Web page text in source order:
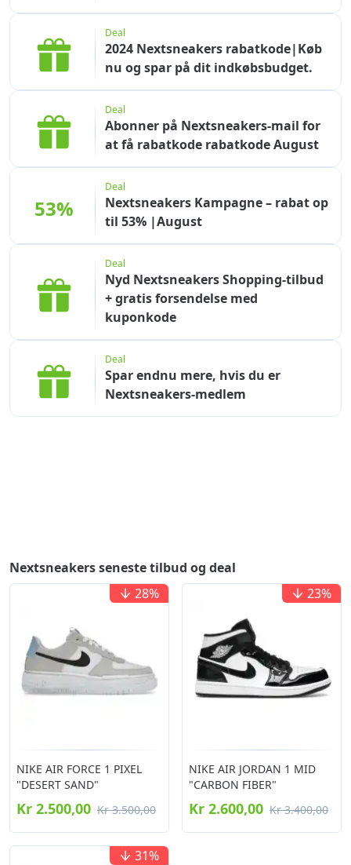
Deal
2024 Nextsneakers rabatkode|Køb
nu og spar på dit indkøbsbudget.
Deal
Abonner på Nextsneakers-mail for
at få rabatkode rabatkode August
53%
Deal
Nextsneakers Kampagne – rabat op
til 53% |August
Deal
Nyd Nextsneakers Shopping-tilbud
+ gratis forsendelse med
kuponkode
Deal
Spar endnu mere, hvis du er
Nextsneakers-medlem
Nextsneakers seneste tilbud og deal
28%
NIKE AIR FORCE 1 PIXEL
"DESERT SAND"
Kr 2.500,00 Kr 3.500,00
23%
NIKE AIR JORDAN 1 MID
"CARBON FIBER"
Kr 2.600,00 Kr 3.400,00
31%